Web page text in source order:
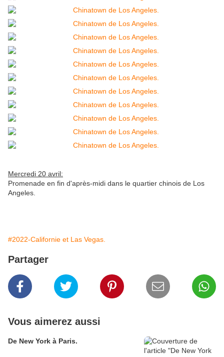
Mercredi 20 avril:
Promenade en fin d'après-midi dans le quartier chinois de Los
Angeles.
#2022-Californie et Las Vegas.
Partager
Vous aimerez aussi
De New York à Paris.